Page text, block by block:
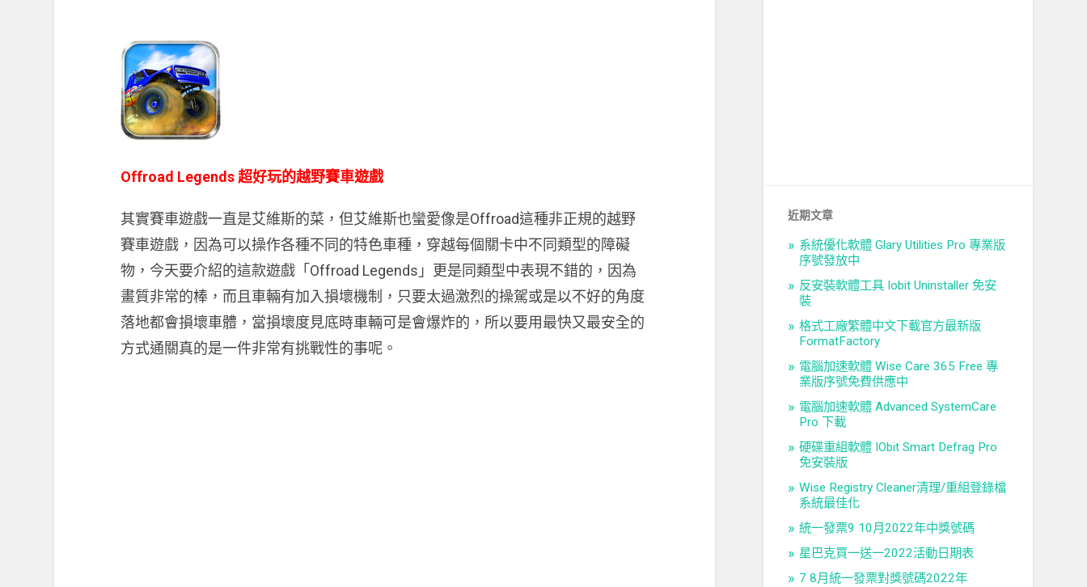
Offroad Legends 超好玩的越野賽車遊戲
其實賽車遊戲一直是艾維斯的菜，但艾維斯也蠻愛像是Offroad這種非正規的越野
賽車遊戲，因為可以操作各種不同的特色車種，穿越每個關卡中不同類型的障礙
物，今天要介紹的這款遊戲「Offroad Legends」更是同類型中表現不錯的，因為
畫質非常的棒，而且車輛有加入損壞機制，只要太過激烈的操駕或是以不好的角度
落地都會損壞車體，當損壞度見底時車輛可是會爆炸的，所以要用最快又最安全的
方式通關真的是一件非常有挑戰性的事呢。
近期文章
系統優化軟體 Glary Utilities Pro 專業版
序號發放中
反安裝軟體工具 Iobit Uninstaller 免安
裝
格式工廠繁體中文下載官方最新版
FormatFactory
電腦加速軟體 Wise Care 365 Free 專
業版序號免費供應中
電腦加速軟體 Advanced SystemCare
Pro 下載
硬碟重組軟體 IObit Smart Defrag Pro
免安裝版
Wise Registry Cleaner清理/重組登錄檔
系統最佳化
統一發票9 10月2022年中獎號碼
星巴克買一送一2022活動日期表
7 8月統一發票對獎號碼2022年